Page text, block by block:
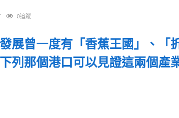
0追蹤
展曾一度有「香蕉王國」、「
列那個港口可以見證這兩個產